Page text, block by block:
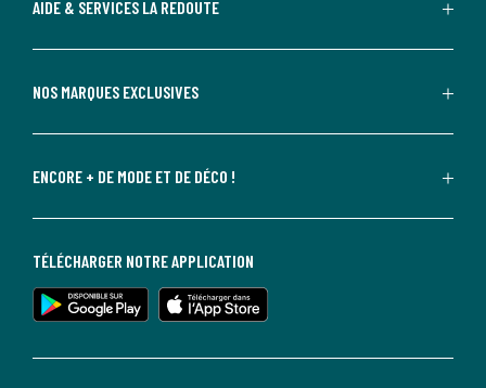
AIDE & SERVICES LA REDOUTE
NOS MARQUES EXCLUSIVES
ENCORE + DE MODE ET DE DÉCO !
TÉLÉCHARGER NOTRE APPLICATION